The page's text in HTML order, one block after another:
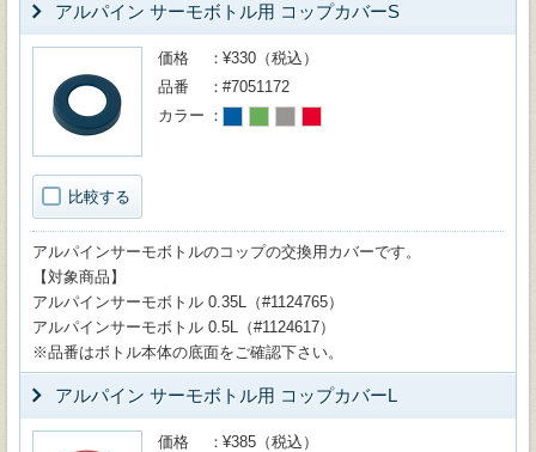
アルパイン サーモボトル用 コップカバーS
比較する
価格
¥330（税込）
品番
#7051172
カラー
アルパインサーモボトルのコップの交換用カバーです。
【対象商品】
アルパインサーモボトル 0.35L（#1124765）
アルパインサーモボトル 0.5L（#1124617）
※品番はボトル本体の底面をご確認下さい。
アルパイン サーモボトル用 コップカバーL
価格
¥385（税込）